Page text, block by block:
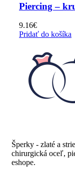
Piercing –
9.16€
Pridať do košíka
Šperky - zlaté a
chirurgická oceľ,
eshope.